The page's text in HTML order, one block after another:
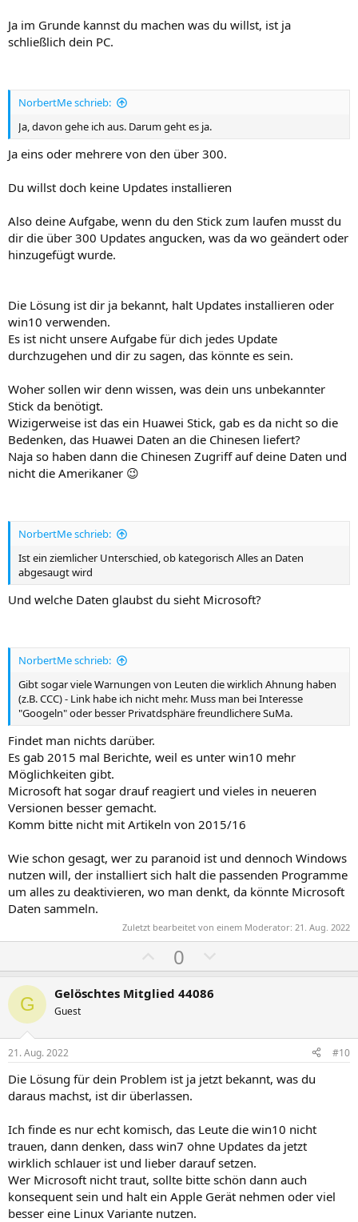
Ja im Grunde kannst du machen was du willst, ist ja
schließlich dein PC.
NorbertMe schrieb:
Ja, davon gehe ich aus. Darum geht es ja.
Ja eins oder mehrere von den über 300.
Du willst doch keine Updates installieren
Also deine Aufgabe, wenn du den Stick zum laufen musst du
dir die über 300 Updates angucken, was da wo geändert oder
hinzugefügt wurde.
Die Lösung ist dir ja bekannt, halt Updates installieren oder
win10 verwenden.
Es ist nicht unsere Aufgabe für dich jedes Update
durchzugehen und dir zu sagen, das könnte es sein.
Woher sollen wir denn wissen, was dein uns unbekannter
Stick da benötigt.
Wizigerweise ist das ein Huawei Stick, gab es da nicht so die
Bedenken, das Huawei Daten an die Chinesen liefert?
Naja so haben dann die Chinesen Zugriff auf deine Daten und
nicht die Amerikaner 😉
NorbertMe schrieb:
Ist ein ziemlicher Unterschied, ob kategorisch Alles an Daten
abgesaugt wird
Und welche Daten glaubst du sieht Microsoft?
NorbertMe schrieb:
Gibt sogar viele Warnungen von Leuten die wirklich Ahnung haben
(z.B. CCC) - Link habe ich nicht mehr. Muss man bei Interesse
"Googeln" oder besser Privatdsphäre freundlichere SuMa.
Findet man nichts darüber.
Es gab 2015 mal Berichte, weil es unter win10 mehr
Möglichkeiten gibt.
Microsoft hat sogar drauf reagiert und vieles in neueren
Versionen besser gemacht.
Komm bitte nicht mit Artikeln von 2015/16
Wie schon gesagt, wer zu paranoid ist und dennoch Windows
nutzen will, der installiert sich halt die passenden Programme
um alles zu deaktivieren, wo man denkt, da könnte Microsoft
Daten sammeln.
Zuletzt bearbeitet von einem Moderator: 21. Aug. 2022
o
s
t
v
e
S
t
i
m
m
e
0
e
t
v
e
t
i
m
m
e
G Gelöschtes Mitglied 44086
Guest
21. Aug. 2022 #10
Die Lösung für dein Problem ist ja jetzt bekannt, was du
daraus machst, ist dir überlassen.
Ich finde es nur echt komisch, das Leute die win10 nicht
trauen, dann denken, dass win7 ohne Updates da jetzt
wirklich schlauer ist und lieber darauf setzen.
Wer Microsoft nicht traut, sollte bitte schön dann auch
konsequent sein und halt ein Apple Gerät nehmen oder viel
besser eine Linux Variante nutzen.